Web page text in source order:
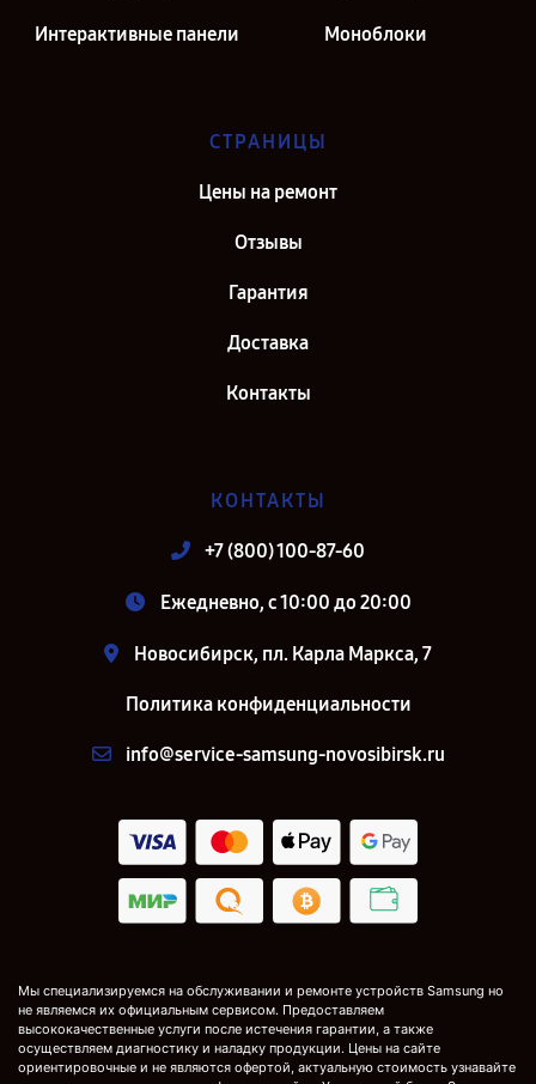
Интерактивные панели Моноблоки
СТРАНИЦЫ
Цены на ремонт
Отзывы
Гарантия
Доставка
Контакты
КОНТАКТЫ
+7 (800) 100-87-60
Ежедневно, с 10:00 до 20:00
Новосибирск, пл. Карла Маркса, 7
Политика конфиденциальности
info@service-samsung-novosibirsk.ru
Мы специализируемся на обслуживании и ремонте устройств Samsung но
не являемся их официальным сервисом. Предоставляем
высококачественные услуги после истечения гарантии, а также
осуществляем диагностику и наладку продукции. Цены на сайте
ориентировочные и не являются офертой, актуальную стоимость узнавайте